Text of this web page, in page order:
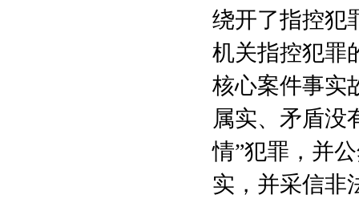
绕开了指控犯
机关指控犯罪
核心案件事实
属实、矛盾没
情”犯罪，并
实，并采信非